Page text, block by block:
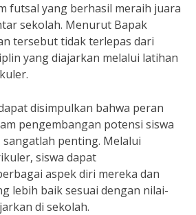
futsal yang berhasil meraih juara
sekolah. Menurut Bapak
tersebut tidak terlepas dari
yang diajarkan melalui latihan
disimpulkan bahwa peran
pengembangan potensi siswa
sangatlah penting. Melalui
siswa dapat
aspek diri mereka dan
lebih baik sesuai dengan nilai-
di sekolah.